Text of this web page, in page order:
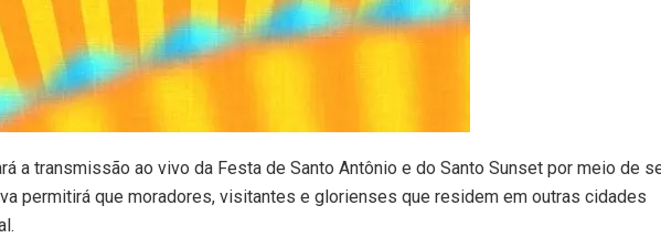
a transmissão ao vivo da Festa de Santo Antônio e do Santo Sunset por meio de
permitirá que moradores, visitantes e glorienses que residem em outras cidades